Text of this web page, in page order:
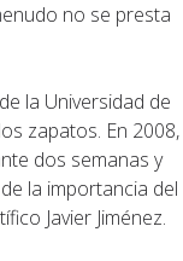
no se presta
la Universidad de
zapatos. En 2008,
dos semanas y
la importancia del
Javier Jiménez.